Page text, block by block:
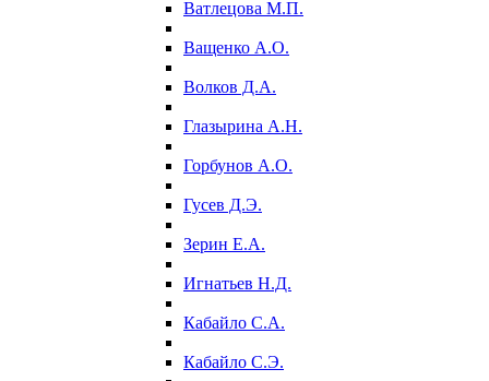
Ватлецова М.П.
Ващенко А.О.
Волков Д.А.
Глазырина А.Н.
Горбунов А.О.
Гусев Д.Э.
Зерин Е.А.
Игнатьев Н.Д.
Кабайло С.А.
Кабайло С.Э.